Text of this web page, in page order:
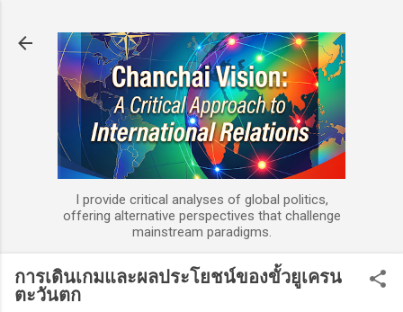
I provide critical analyses of global politics,
offering alternative perspectives that challenge
mainstream paradigms.
การเดินเกมและผลประโยชน์ของขั้วยูเครน
ตะวันตก